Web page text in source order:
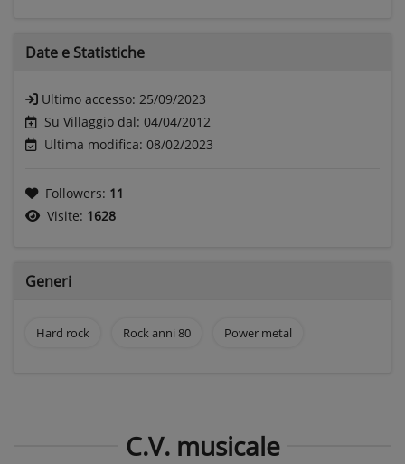
Date e Statistiche
Ultimo accesso: 25/09/2023
Su Villaggio dal: 04/04/2012
Ultima modifica: 08/02/2023
Followers: 11
Visite: 1628
Generi
Hard rock Rock anni 80 Power metal
C.V. musicale